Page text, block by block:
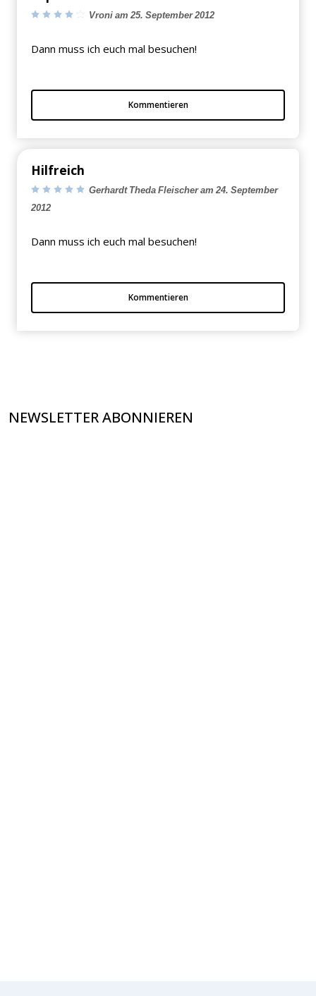
Vroni am 25. September 2012
Dann muss ich euch mal besuchen!
Kommentieren
Hilfreich
Gerhardt Theda Fleischer am 24. September
2012
Dann muss ich euch mal besuchen!
Kommentieren
NEWSLETTER ABONNIEREN